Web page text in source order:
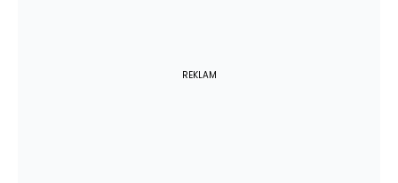
REKLAM